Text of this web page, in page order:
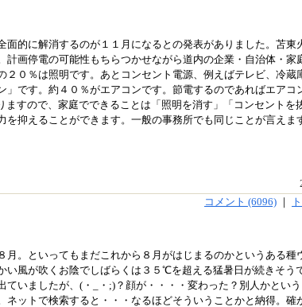
的に解消するのが１１月になるとの発表がありました。苫東
画停電の可能性もちらつかせながら道内の企業・自治体・家
０％は照明です。あとコンセント電源、例えばテレビ、冷蔵
」です。約４０％がエアコンです。節電するのであればエアコ
すので、家庭でできることは「照明を消す」「コンセントを
を抑えることができます。一般の事務所でも同じことが言えま
コメント (6096)
月。といってもまだこれから８月がはじまるのかというある種
い風が吹くお陰でしばらくは３５℃を超える猛暑日が続きそう
ていましたが、 ( ・ ・ ;) ？顔が・・・・変わった？別人かとい
ットで検索すると・・・なるほどそういうことかと納得。確